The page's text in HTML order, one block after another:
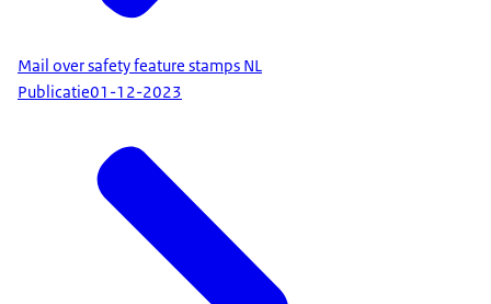
Mail over safety feature stamps NL
Publicatie01-12-2023